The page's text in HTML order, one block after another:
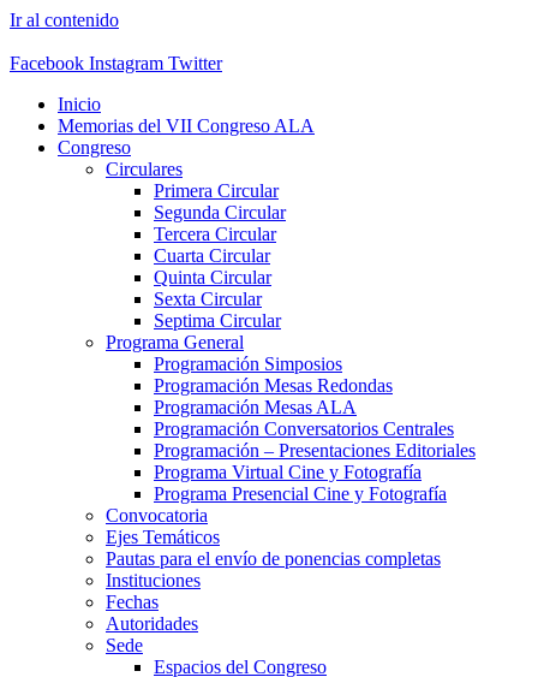
Ir al contenido
Facebook Instagram Twitter
Inicio
Memorias del VII Congreso ALA
Congreso
Circulares
Primera Circular
Segunda Circular
Tercera Circular
Cuarta Circular
Quinta Circular
Sexta Circular
Septima Circular
Programa General
Programación Simposios
Programación Mesas Redondas
Programación Mesas ALA
Programación Conversatorios Centrales
Programación – Presentaciones Editoriales
Programa Virtual Cine y Fotografía
Programa Presencial Cine y Fotografía
Convocatoria
Ejes Temáticos
Pautas para el envío de ponencias completas
Instituciones
Fechas
Autoridades
Sede
Espacios del Congreso